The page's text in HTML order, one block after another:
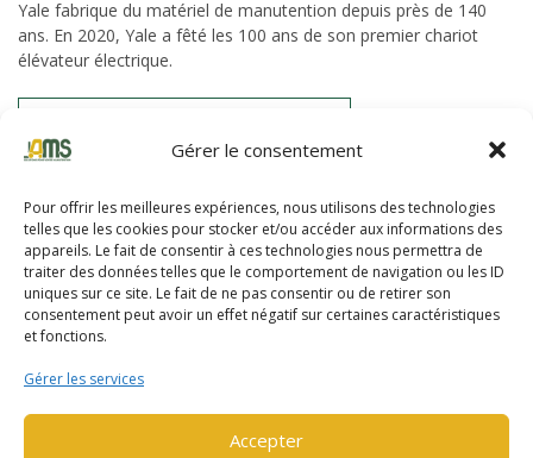
Gérer le consentement
Pour offrir les meilleures expériences, nous utilisons des technologies
telles que les cookies pour stocker et/ou accéder aux informations des
appareils. Le fait de consentir à ces technologies nous permettra de
traiter des données telles que le comportement de navigation ou les ID
uniques sur ce site. Le fait de ne pas consentir ou de retirer son
consentement peut avoir un effet négatif sur certaines caractéristiques
et fonctions.
Gérer les services
Accepter
Yale fabrique du matériel de manutention depuis près de 140
ans. En 2020, Yale a fêté les 100 ans de son premier chariot
élévateur électrique.
DÉCOUVRIR LA GAMME YALE
HYSTER
Hyster propose des chariots robustes depuis plus de 90 ans. La
gamme de chariots et reach stacker allant jusqu’à une capacité